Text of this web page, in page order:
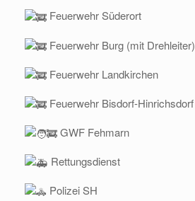
Feuerwehr Süderort
Feuerwehr Burg (mit Drehleiter)
Feuerwehr Landkirchen
Feuerwehr Bisdorf-Hinrichsdorf
GWF Fehmarn
Rettungsdienst
Polizei SH